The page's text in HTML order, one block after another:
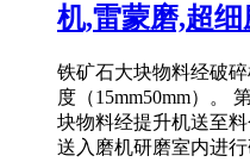
机,雷蒙磨,超细
铁矿石大块物料经破
度（15mm50mm）。
块物料经提升机送至
送入磨机研磨室内进行